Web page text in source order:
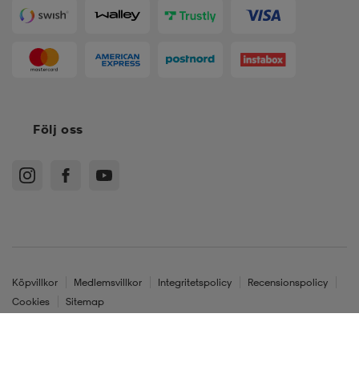
Följ oss
Köpvillkor Medlemsvillkor Integritetspolicy
Recensionspolicy
Cookies
Sitemap